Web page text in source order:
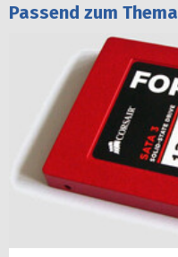
Passend zum Thema